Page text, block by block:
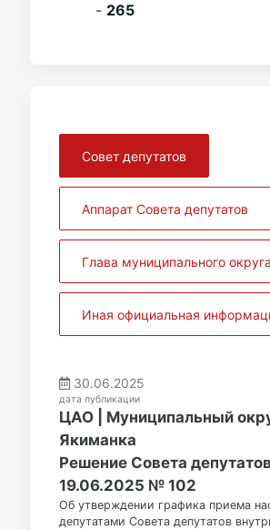
- 265
Совет депутатов
Аппарат Совета депутатов
Глава муниципального округа
Иная официальная
30.06.2025
дата публикации
ЦАО | Муниципальный
Якиманка
Решение Совета
19.06.2025 № 102
Об утверждении графика приема
депутатами Совета депутатов